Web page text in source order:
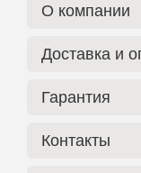
О компании
Доставка и
Гарантия
Контакты